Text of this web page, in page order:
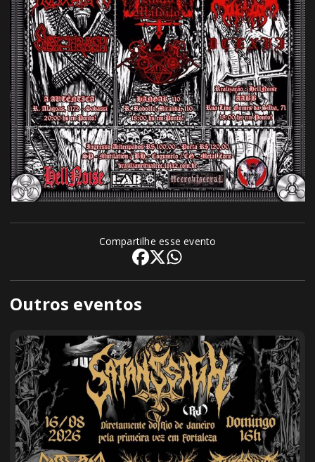
Outros eventos
Compartilhe esse evento